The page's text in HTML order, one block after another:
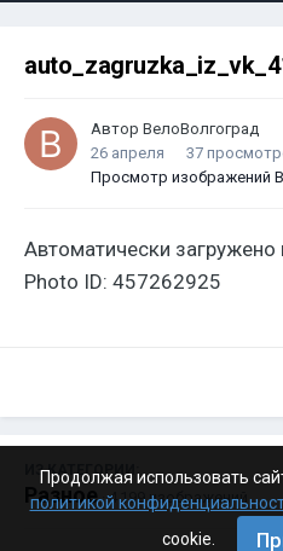
Автор ВелоВолгоград
26 апреля
37
Просмотр изображений
Автоматически загружено
Photo ID: 457262925
ИЗ КАТЕГОРИИ:
Разное · 4 199 изображений
Продолжая использовать
политикой
cookie.